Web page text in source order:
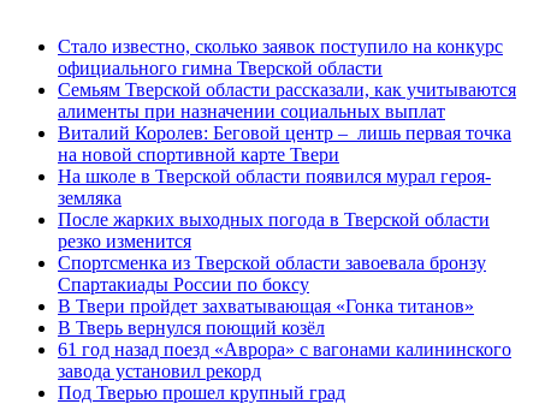
Стало известно, сколько заявок поступило на конкурс
официального гимна Тверской области
Семьям Тверской области рассказали, как учитываются
алименты при назначении социальных выплат
Виталий Королев: Беговой центр – лишь первая точка
на новой спортивной карте Твери
На школе в Тверской области появился мурал героя-
земляка
После жарких выходных погода в Тверской области
резко изменится
Спортсменка из Тверской области завоевала бронзу
Спартакиады России по боксу
В Твери пройдет захватывающая «Гонка титанов»
В Тверь вернулся поющий козёл
61 год назад поезд «Аврора» с вагонами калининского
завода установил рекорд
Под Тверью прошел крупный град